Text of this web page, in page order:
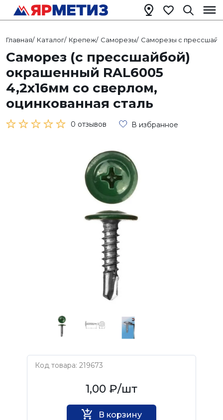
Главная/ Каталог/ Крепеж/ Саморезы/ Саморезы с
Саморез (с прессшайбой)
окрашенный RAL6005
4,2х16мм со сверлом,
оцинкованная сталь
0 отзывов В избранное
Код товара: 219673
1,00 ₽/шт
В корзину